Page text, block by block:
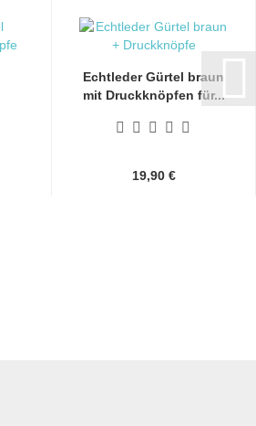
Echtleder Gürtel braun
mit Druckknöpfen für...
19,90 €